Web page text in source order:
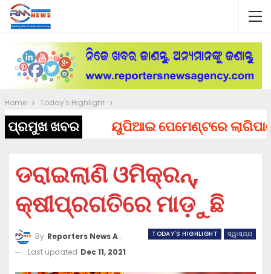
Home Today's Highlight
ପ୍ରମୁଖ ଖବର ୟୁପିଆଇ ପେମେଣ୍ଟରେ ଲାଗିପାରେ
ଡରାଇଲାଣି ଓମିକ୍ରନ୍,
କ୍ଷୀପ୍ରଗତିରେ ମାଡ଼ୁଛି
TODAY'S HIGHLIGHT ସ୍ୱାସ୍ଥ୍ୟ
By Reporters News Agency
Last updated Dec 11, 2021